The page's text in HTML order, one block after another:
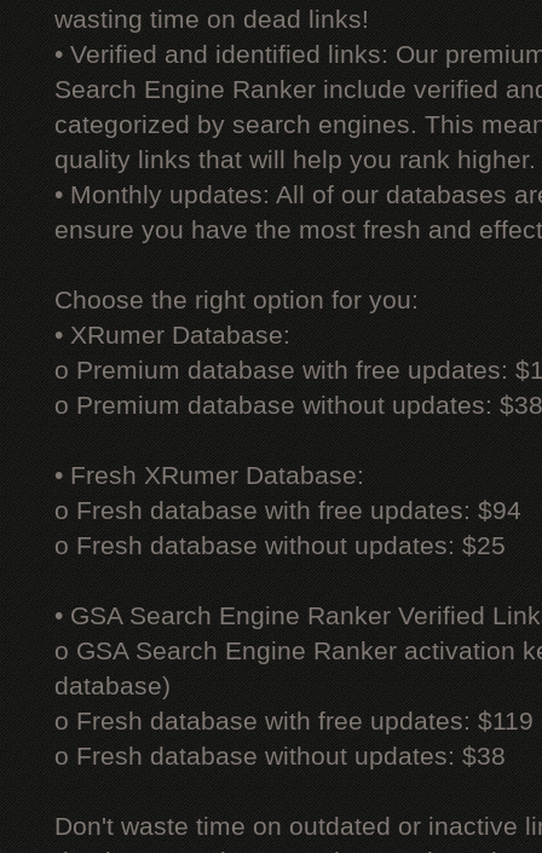
wasting time on dead links!
• Verified and identified links: Our
Search Engine Ranker include verified
categorized by search engines. This
quality links that will help you rank higher.
• Monthly updates: All of our databases
ensure you have the most fresh and
Choose the right option for you:
• XRumer Database:
o Premium database with free updates:
o Premium database without updates: $38
• Fresh XRumer Database:
o Fresh database with free updates: $94
o Fresh database without updates: $25
• GSA Search Engine Ranker Verified
o GSA Search Engine Ranker activation
database)
o Fresh database with free updates: $119
o Fresh database without updates: $38
Don't waste time on outdated or inactive